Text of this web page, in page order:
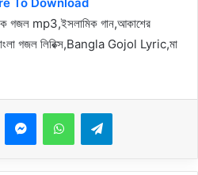
গজল mp3,ইসলামিক গান,আকাশের
গজল লিরিক্স,Bangla Gojol Lyric,মা
MessengerWhatsAppTelegram